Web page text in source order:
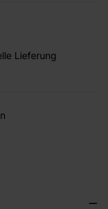
Lieferung